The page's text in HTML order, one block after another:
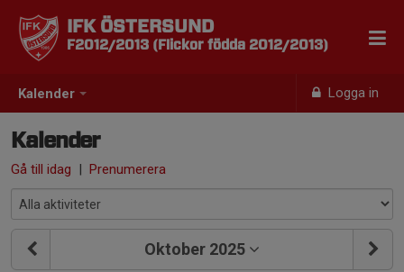
Kalender Logga in
IFK ÖSTERSUND
F2012/2013 (Flickor födda 2012/2013)
Kalender
Gå till idag | Prenumerera
Oktober 2025